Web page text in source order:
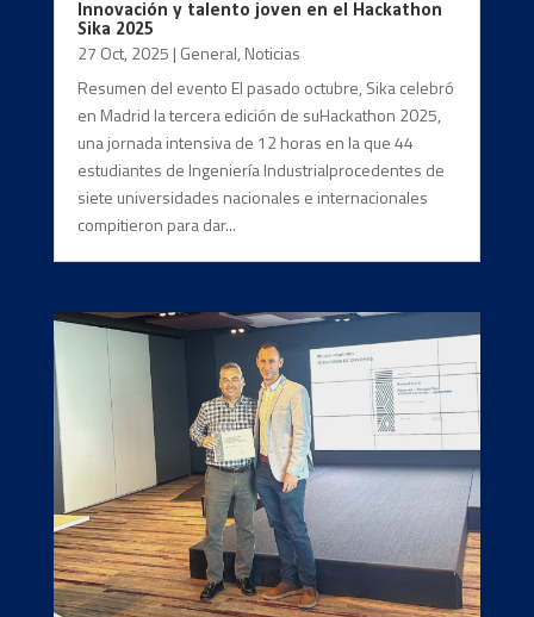
Innovación y talento joven en el Hackathon
Sika 2025
27 Oct, 2025 | General, Noticias
Resumen del evento El pasado octubre, Sika celebró
en Madrid la tercera edición de suHackathon 2025,
una jornada intensiva de 12 horas en la que 44
estudiantes de Ingeniería Industrialprocedentes de
siete universidades nacionales e internacionales
compitieron para dar...